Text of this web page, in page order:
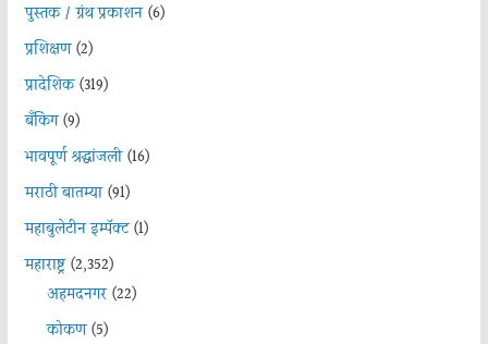
पुस्तक / ग्रंथ प्रकाशन(6)
प्रशिक्षण(2)
प्रादेशिक(319)
बँकिंग(9)
भावपूर्ण श्रद्धांजली(16)
मराठी बातम्या(91)
महाबुलेटीन इम्पॅक्ट(1)
महाराष्ट्र(2,352)
अहमदनगर(22)
कोकण(5)